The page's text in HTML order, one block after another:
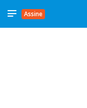
Assine